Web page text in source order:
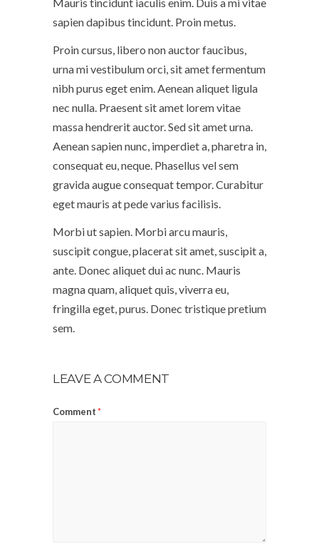
sapien dapibus tincidunt. Proin metus.
Proin cursus, libero non auctor faucibus,
urna mi vestibulum orci, sit amet fermentum
nibh purus eget enim. Aenean aliquet ligula
nec nulla. Praesent sit amet lorem vitae
massa hendrerit auctor. Sed sit amet urna.
Aenean sapien nunc, imperdiet a, pharetra in,
consequat eu, neque. Phasellus vel sem
gravida augue consequat tempor. Curabitur
eget mauris at pede varius facilisis.
Morbi ut sapien. Morbi arcu mauris,
suscipit congue, placerat sit amet, suscipit a,
ante. Donec aliquet dui ac nunc. Mauris
magna quam, aliquet quis, viverra eu,
fringilla eget, purus. Donec tristique pretium
sem.
LEAVE A COMMENT
Comment*